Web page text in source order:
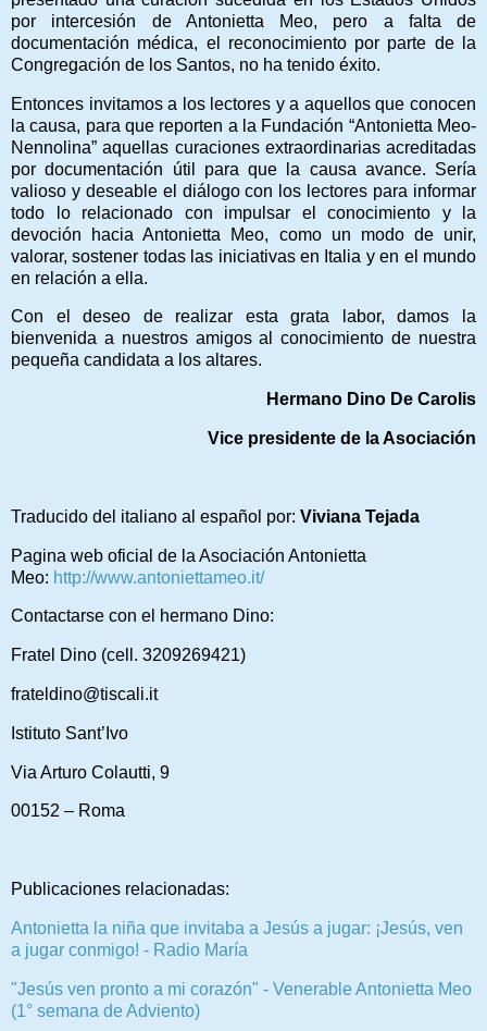
por intercesión de Antonietta Meo, pero a falta de
documentación médica, el reconocimiento por parte de la
Congregación de los Santos, no ha tenido éxito.
Entonces invitamos a los lectores y a aquellos que conocen
la causa, para que reporten a la Fundación “Antonietta Meo-
Nennolina” aquellas curaciones extraordinarias acreditadas
por documentación útil para que la causa avance. Sería
valioso y deseable el diálogo con los lectores para informar
todo lo relacionado con impulsar el conocimiento y la
devoción hacia Antonietta Meo, como un modo de unir,
valorar, sostener todas las iniciativas en Italia y en el mundo
en relación a ella.
Con el deseo de realizar esta grata labor, damos la
bienvenida a nuestros amigos al conocimiento de nuestra
pequeña candidata a los altares.
Hermano Dino De Carolis
Vice presidente de la Asociación
Traducido del italiano al español por: Viviana Tejada
Pagina web oficial de la Asociación Antonietta
Meo: http://www.antoniettameo.it/
Contactarse con el hermano Dino:
Fratel Dino (cell. 3209269421)
frateldino@tiscali.it
Istituto Sant’Ivo
Via Arturo Colautti, 9
00152 – Roma
Publicaciones relacionadas:
Antonietta la niña que invitaba a Jesús a jugar: ¡Jesús, ven
a jugar conmigo! - Radio María
"Jesús ven pronto a mi corazón" - Venerable Antonietta Meo
(1° semana de Adviento)